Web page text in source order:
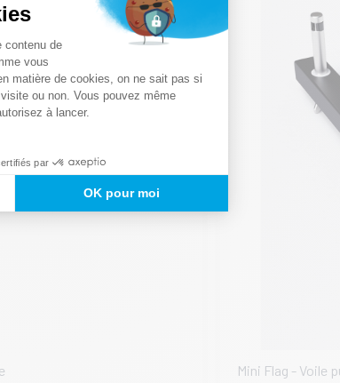
du Consentement :
contenu de
vous
matière de cookies, on ne sait pas si
ou non. Vous pouvez même
à lancer.
par
OK pour moi
consent
Mini Flag - Voile